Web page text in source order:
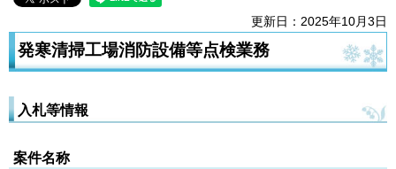
更新日：2025年10月3日
発寒清掃工場消防設備等点検業務
入札等情報
案件名称